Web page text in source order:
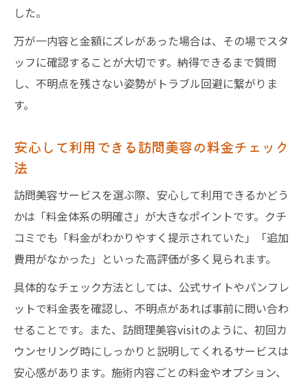
した。
万が一内容と金額にズレがあった場合は、その場でスタ
ッフに確認することが大切です。納得できるまで質問
し、不明点を残さない姿勢がトラブル回避に繋がりま
す。
安心して利用できる訪問美容の料金チェック
法
訪問美容サービスを選ぶ際、安心して利用できるかどう
かは「料金体系の明確さ」が大きなポイントです。クチ
コミでも「料金がわかりやすく提示されていた」「追加
費用がなかった」といった高評価が多く見られます。
具体的なチェック方法としては、公式サイトやパンフレ
ットで料金表を確認し、不明点があれば事前に問い合わ
せることです。また、訪問理美容visitのように、初回カ
ウンセリング時にしっかりと説明してくれるサービスは
安心感があります。施術内容ごとの料金やオプション、